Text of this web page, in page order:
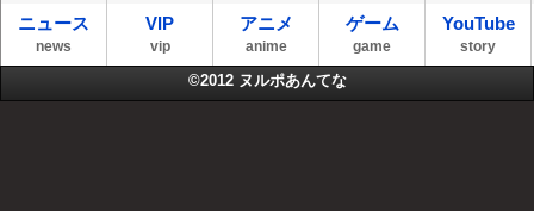
ニュース
news
VIP
vip
アニメ
anime
ゲーム
game
YouTube
story
©2012 ヌルポあんてな